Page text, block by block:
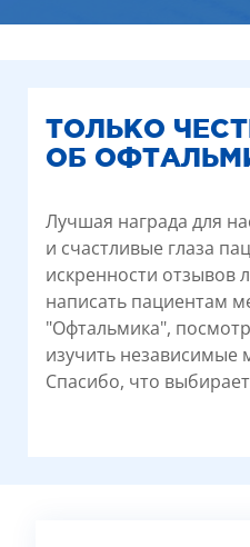
ТОЛЬКО
ОБ
Лучшая награда для
и счастливые глаза
искренности отзывов
написать пациентам
"Офтальмика",
изучить независимые
Спасибо, что